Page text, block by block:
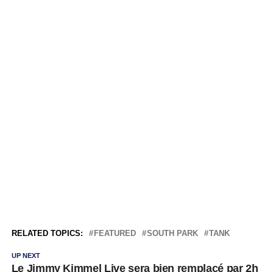
RELATED TOPICS: FEATURED SOUTH PARK TANK
UP NEXT
Le Jimmy Kimmel Live sera bien remplacé par 2h